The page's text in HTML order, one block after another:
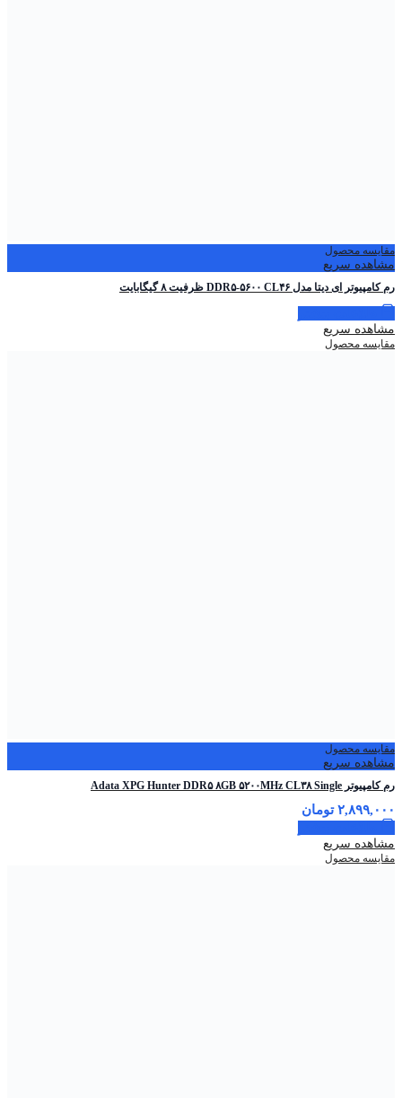
مقایسه محصول
مشاهده سریع
رم کامپیوتر ای دیتا مدل DDR۵-۵۶۰۰ CL۴۶ ظرفیت ۸ گیگابایت
مشاهده سریع
مقایسه محصول
مقایسه محصول
مشاهده سریع
رم کامپیوتر Adata XPG Hunter DDR۵ ۸GB ۵۲۰۰MHz CL۳۸ Single
۲,۸۹۹,۰۰۰ تومان
مشاهده سریع
مقایسه محصول